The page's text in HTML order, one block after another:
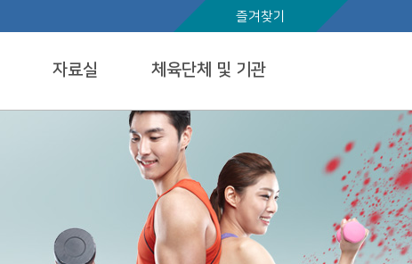
즐겨찾기
자료실 체육단체 및 기관